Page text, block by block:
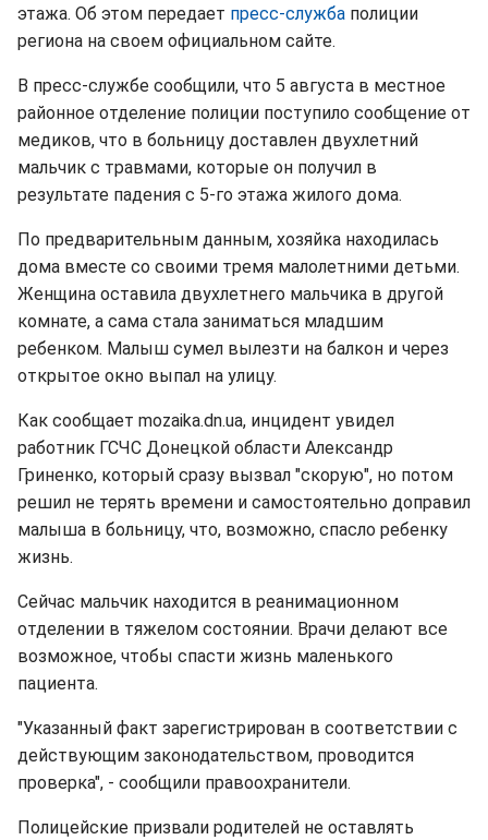
этажа. Об этом передает пресс-служба полиции
региона на своем официальном сайте.
В пресс-службе сообщили, что 5 августа в местное
районное отделение полиции поступило сообщение от
медиков, что в больницу доставлен двухлетний
мальчик с травмами, которые он получил в
результате падения с 5-го этажа жилого дома.
По предварительным данным, хозяйка находилась
дома вместе со своими тремя малолетними детьми.
Женщина оставила двухлетнего мальчика в другой
комнате, а сама стала заниматься младшим
ребенком. Малыш сумел вылезти на балкон и через
открытое окно выпал на улицу.
Как сообщает mozaika.dn.ua, инцидент увидел
работник ГСЧС Донецкой области Александр
Гриненко, который сразу вызвал "скорую", но потом
решил не терять времени и самостоятельно доправил
малыша в больницу, что, возможно, спасло ребенку
жизнь.
Сейчас мальчик находится в реанимационном
отделении в тяжелом состоянии. Врачи делают все
возможное, чтобы спасти жизнь маленького
пациента.
"Указанный факт зарегистрирован в соответствии с
действующим законодательством, проводится
проверка", - сообщили правоохранители.
Полицейские призвали родителей не оставлять